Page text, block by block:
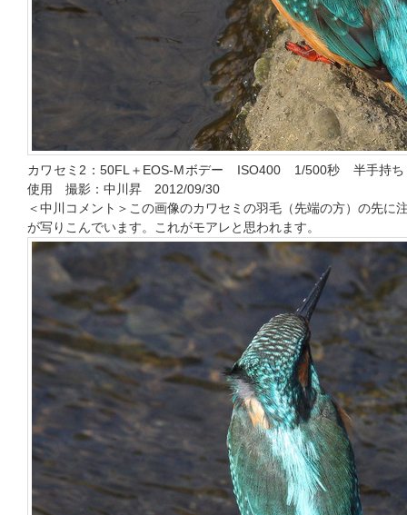
カワセミ2：50FL＋EOS-Mボデー ISO400 1/500秒 半手持
使用 撮影：中川昇 2012/09/30
＜中川コメント＞この画像のカワセミの羽毛（先端の方）の先に
が写りこんでいます。これがモアレと思われます。